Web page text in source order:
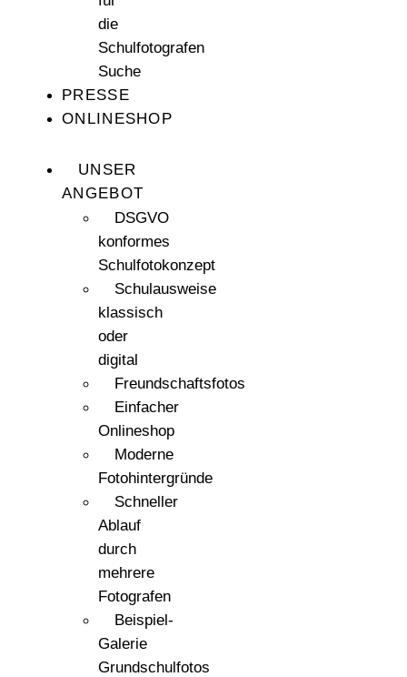
die
Schulfotografen
Suche
PRESSE
ONLINESHOP
UNSER
ANGEBOT
DSGVO
konformes
Schulfotokonzept
Schulausweise
klassisch
oder
digital
Freundschaftsfotos
Einfacher
Onlineshop
Moderne
Fotohintergründe
Schneller
Ablauf
durch
mehrere
Fotografen
Beispiel-
Galerie
Grundschulfotos